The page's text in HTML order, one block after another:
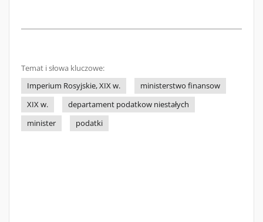
Temat i słowa kluczowe:
Imperium Rosyjskie, XIX w.
ministerstwo finansow
XIX w.
departament podatkow niestałych
minister
podatki